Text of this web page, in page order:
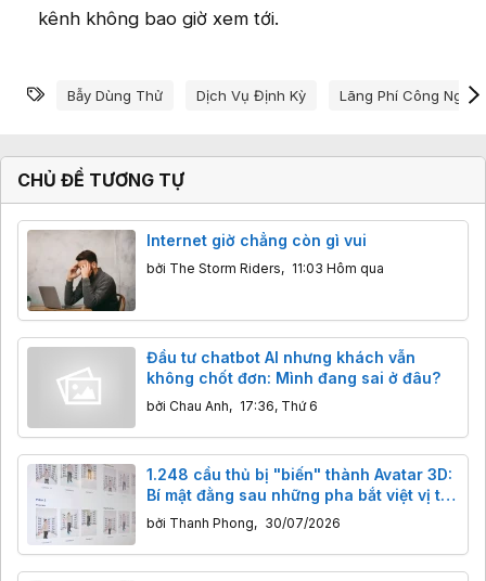
kênh không bao giờ xem tới.
Từ khóa
Bẫy Dùng Thử Dịch Vụ Định Kỳ Lãng Phí Công Nghệ
CHỦ ĐỀ TƯƠNG TỰ
Internet giờ chẳng còn gì vui
bởi The Storm Riders, 11:03 Hôm qua
Đầu tư chatbot AI nhưng khách vẫn
không chốt đơn: Mình đang sai ở đâu?
bởi Chau Anh, 17:36, Thứ 6
1.248 cầu thủ bị "biến" thành Avatar 3D:
Bí mật đằng sau những pha bắt việt vị tại
World Cup 2026
bởi Thanh Phong, 30/07/2026